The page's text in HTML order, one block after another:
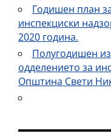
Годишен план
инспекциски
2020 година.
Полугодишен
одделението за
Општина Свети